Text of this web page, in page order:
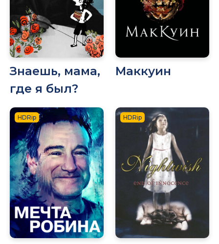
Знаешь, мама,
где я был?
Маккуин
HDRip HDRip